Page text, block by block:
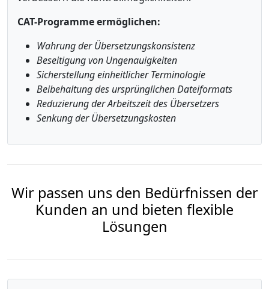
CAT-Programme ermöglichen:
Wahrung der Übersetzungskonsistenz
Beseitigung von Ungenauigkeiten
Sicherstellung einheitlicher Terminologie
Beibehaltung des ursprünglichen Dateiformats
Reduzierung der Arbeitszeit des Übersetzers
Senkung der Übersetzungskosten
Wir passen uns den Bedürfnissen der
Kunden an und bieten flexible
Lösungen